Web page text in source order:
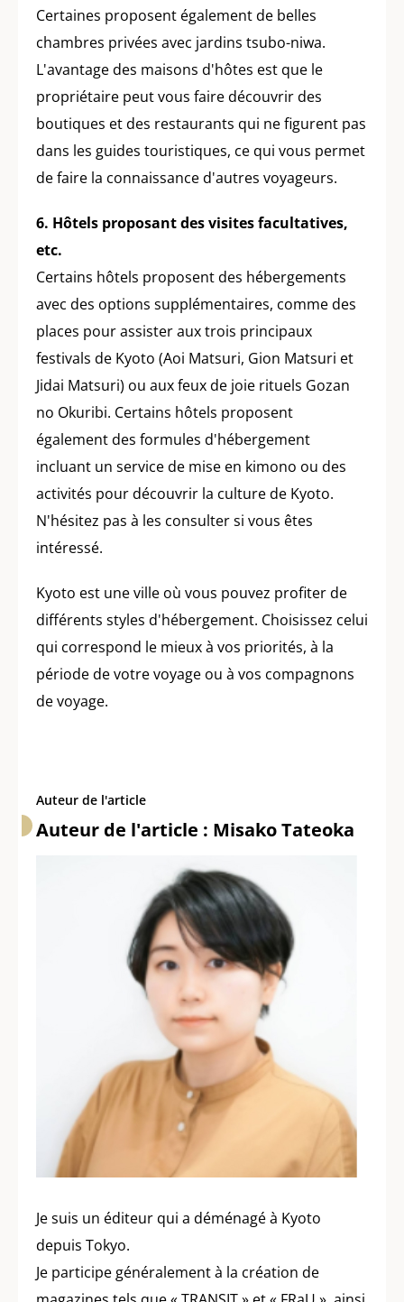
Certaines proposent également de belles
chambres privées avec jardins tsubo-niwa.
L'avantage des maisons d'hôtes est que le
propriétaire peut vous faire découvrir des
boutiques et des restaurants qui ne figurent pas
dans les guides touristiques, ce qui vous permet
de faire la connaissance d'autres voyageurs.
6. Hôtels proposant des visites facultatives,
etc.
Certains hôtels proposent des hébergements
avec des options supplémentaires, comme des
places pour assister aux trois principaux
festivals de Kyoto (Aoi Matsuri, Gion Matsuri et
Jidai Matsuri) ou aux feux de joie rituels Gozan
no Okuribi. Certains hôtels proposent
également des formules d'hébergement
incluant un service de mise en kimono ou des
activités pour découvrir la culture de Kyoto.
N'hésitez pas à les consulter si vous êtes
intéressé.
Kyoto est une ville où vous pouvez profiter de
différents styles d'hébergement. Choisissez celui
qui correspond le mieux à vos priorités, à la
période de votre voyage ou à vos compagnons
de voyage.
Auteur de l'article
Auteur de l'article : Misako Tateoka
Je suis un éditeur qui a déménagé à Kyoto
depuis Tokyo.
Je participe généralement à la création de